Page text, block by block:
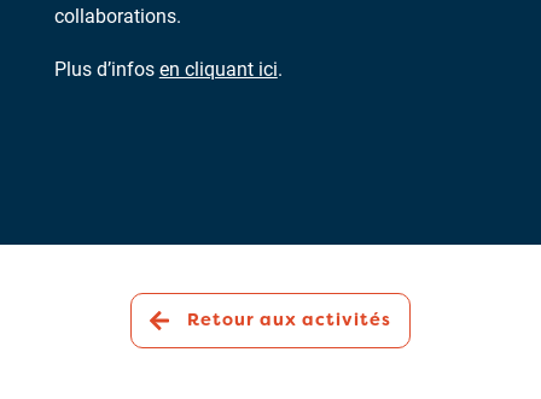
collaborations.
Plus d’infosen cliquant ici.
Retour aux activités